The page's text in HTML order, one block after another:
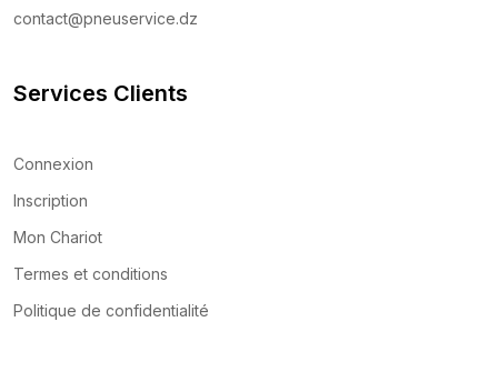
contact@pneuservice.dz
Services Clients
Connexion
Inscription
Mon Chariot
Termes et conditions
Politique de confidentialité